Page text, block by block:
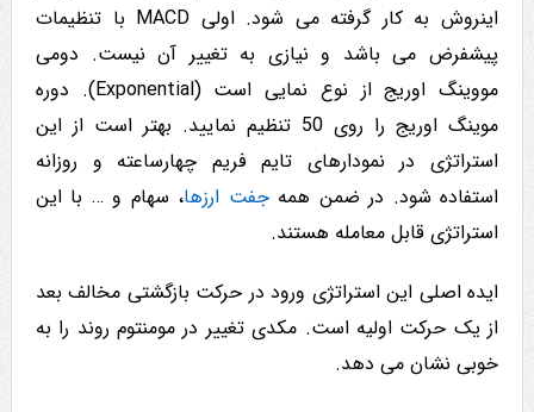
اینروش به کار گرفته می شود. اولی MACD با تنظیمات
پیشفرض می باشد و نیازی به تغییر آن نیست. دومی
مووینگ اوریج از نوع نمایی است (Exponential). دوره
موینگ اوریج را روی 50 تنظیم نمایید. بهتر است از این
استراتژی در نمودارهای تایم فریم چهارساعته و روزانه
استفاده شود. در ضمن همهجفت ارزها، سهام و … با این
استراتژی قابل معامله هستند.
ایده اصلی این استراتژی ورود در حرکت بازگشتی مخالف بعد
از یک حرکت اولیه است. مکدی تغییر در مومنتوم روند را به
خوبی نشان می دهد.